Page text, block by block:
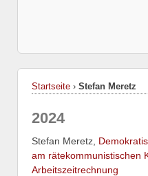
Startseite › Stefan Meretz
2024
Stefan Meretz,
am rätekommunistischen
Arbeitszeitrechnung